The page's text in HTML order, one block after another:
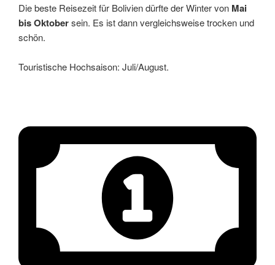
Die beste Reisezeit für Bolivien dürfte der Winter von Mai
bis Oktobersein. Es ist dann vergleichsweise trocken und
schön.
Touristische Hochsaison: Juli/August.